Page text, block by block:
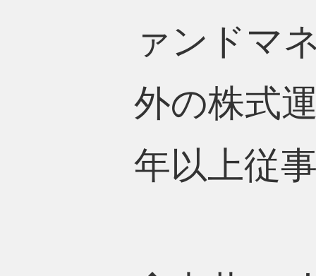
ァンドマ
外の株式
年以上従